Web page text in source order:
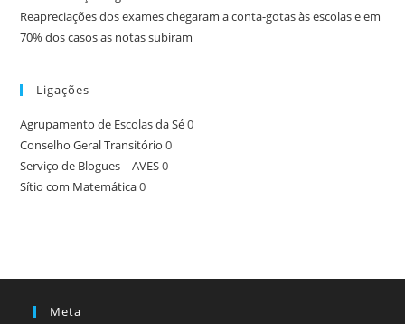
Reapreciações dos exames chegaram a conta-gotas às escolas e em
70% dos casos as notas subiram
Ligações
Agrupamento de Escolas da Sé0
Conselho Geral Transitório 0
Serviço de Blogues – AVES0
Sítio com Matemática0
Meta